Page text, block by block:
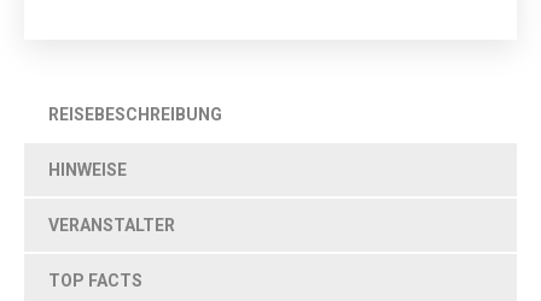
REISEBESCHREIBUNG
HINWEISE
VERANSTALTER
TOP FACTS